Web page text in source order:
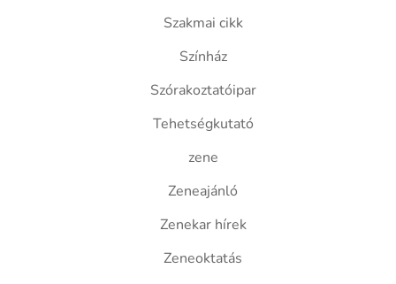
Szakmai cikk
Színház
Szórakoztatóipar
Tehetségkutató
zene
Zeneajánló
Zenekar hírek
Zeneoktatás